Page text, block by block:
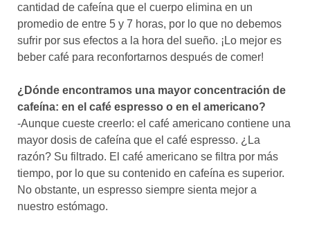
cantidad de cafeína que el cuerpo elimina en un
promedio de entre 5 y 7 horas, por lo que no debemos
sufrir por sus efectos a la hora del sueño. ¡Lo mejor es
beber café para reconfortarnos después de comer!
¿Dónde encontramos una mayor concentración de
cafeína: en el café espresso o en el americano?
-Aunque cueste creerlo: el café americano contiene una
mayor dosis de cafeína que el café espresso. ¿La
razón? Su filtrado. El café americano se filtra por más
tiempo, por lo que su contenido en cafeína es superior.
No obstante, un espresso siempre sienta mejor a
nuestro estómago.